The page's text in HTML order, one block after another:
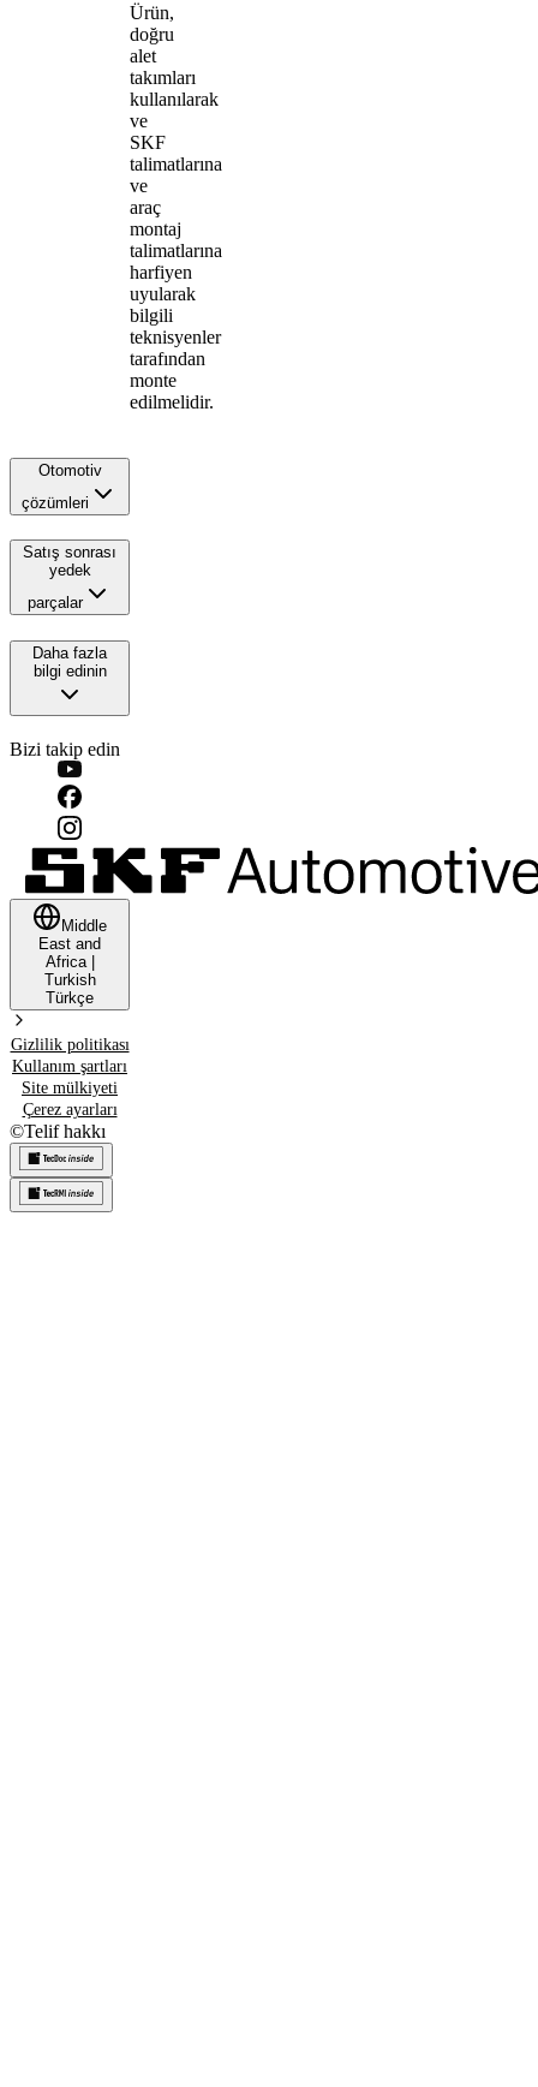
Ürün,
doğru
alet
takımları
kullanılarak
ve
SKF
talimatlarına
ve
araç
montaj
talimatlarına
harfiyen
uyularak
bilgili
teknisyenler
tarafından
monte
edilmelidir.
Otomotiv
çözümleri
Satış sonrası
yedek
parçalar
Daha fazla
bilgi edinin
Bizi takip edin
Middle
East and
Africa|
Turkish
Türkçe
Gizlilik politikası
Kullanım şartları
Site mülkiyeti
Çerez ayarları
©Telif hakkı